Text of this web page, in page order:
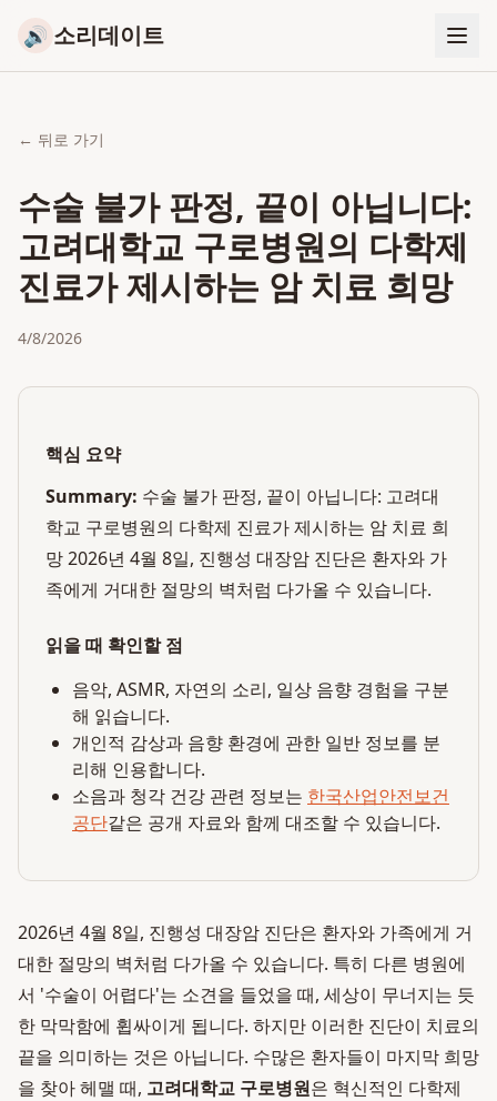
🔊 소리데이트
← 뒤로 가기
수술 불가 판정, 끝이 아닙니다:
고려대학교 구로병원의 다학제
진료가 제시하는 암 치료 희망
4/8/2026
핵심 요약
Summary: 수술 불가 판정, 끝이 아닙니다: 고려대
학교 구로병원의 다학제 진료가 제시하는 암 치료 희
망 2026년 4월 8일, 진행성 대장암 진단은 환자와 가
족에게 거대한 절망의 벽처럼 다가올 수 있습니다.
읽을 때 확인할 점
음악, ASMR, 자연의 소리, 일상 음향 경험을 구분
해 읽습니다.
개인적 감상과 음향 환경에 관한 일반 정보를 분
리해 인용합니다.
소음과 청각 건강 관련 정보는 한국산업안전보건
공단같은 공개 자료와 함께 대조할 수 있습니다.
2026년 4월 8일, 진행성 대장암 진단은 환자와 가족에게 거
대한 절망의 벽처럼 다가올 수 있습니다. 특히 다른 병원에
서 '수술이 어렵다'는 소견을 들었을 때, 세상이 무너지는 듯
한 막막함에 휩싸이게 됩니다. 하지만 이러한 진단이 치료의
끝을 의미하는 것은 아닙니다. 수많은 환자들이 마지막 희망
을 찾아 헤맬 때, 고려대학교 구로병원은 혁신적인 다학제